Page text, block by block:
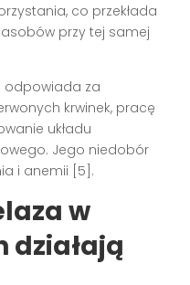
co przekłada
przy tej samej
odpowiada za
krwinek, pracę
układu
Jego niedobór
i anemii [5].
w